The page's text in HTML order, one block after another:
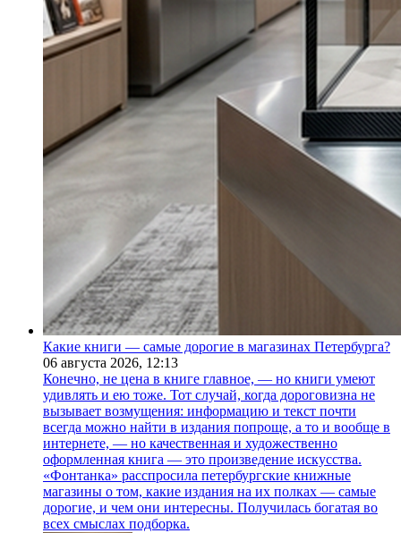
Какие книги — самые дорогие в магазинах Петербурга?
06 августа 2026, 12:13
Конечно, не цена в книге главное, — но книги умеют
удивлять и ею тоже. Тот случай, когда дороговизна не
вызывает возмущения: информацию и текст почти
всегда можно найти в издания попроще, а то и вообще в
интернете, — но качественная и художественно
оформленная книга — это произведение искусства.
«Фонтанка» расспросила петербургские книжные
магазины о том, какие издания на их полках — самые
дорогие, и чем они интересны. Получилась богатая во
всех смыслах подборка.